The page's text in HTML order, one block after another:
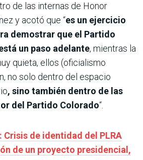
de las internas de Honor
y acotó que “es un ejercicio
demostrar que el Partido
un paso adelante, mientras la
quieta, ellos (oficialismo
no solo dentro del espacio
, sino también dentro de las
del Partido Colorado“.
Crisis de identidad del PLRA
de un proyecto presidencial,